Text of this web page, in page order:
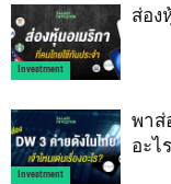
Investment
ส่อง
Investment
พาส่
อะไ